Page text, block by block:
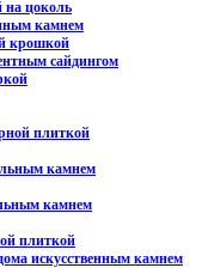
на цоколь
камнем
крошкой
сайдингом
плиткой
камнем
камнем
плиткой
искусственным камнем